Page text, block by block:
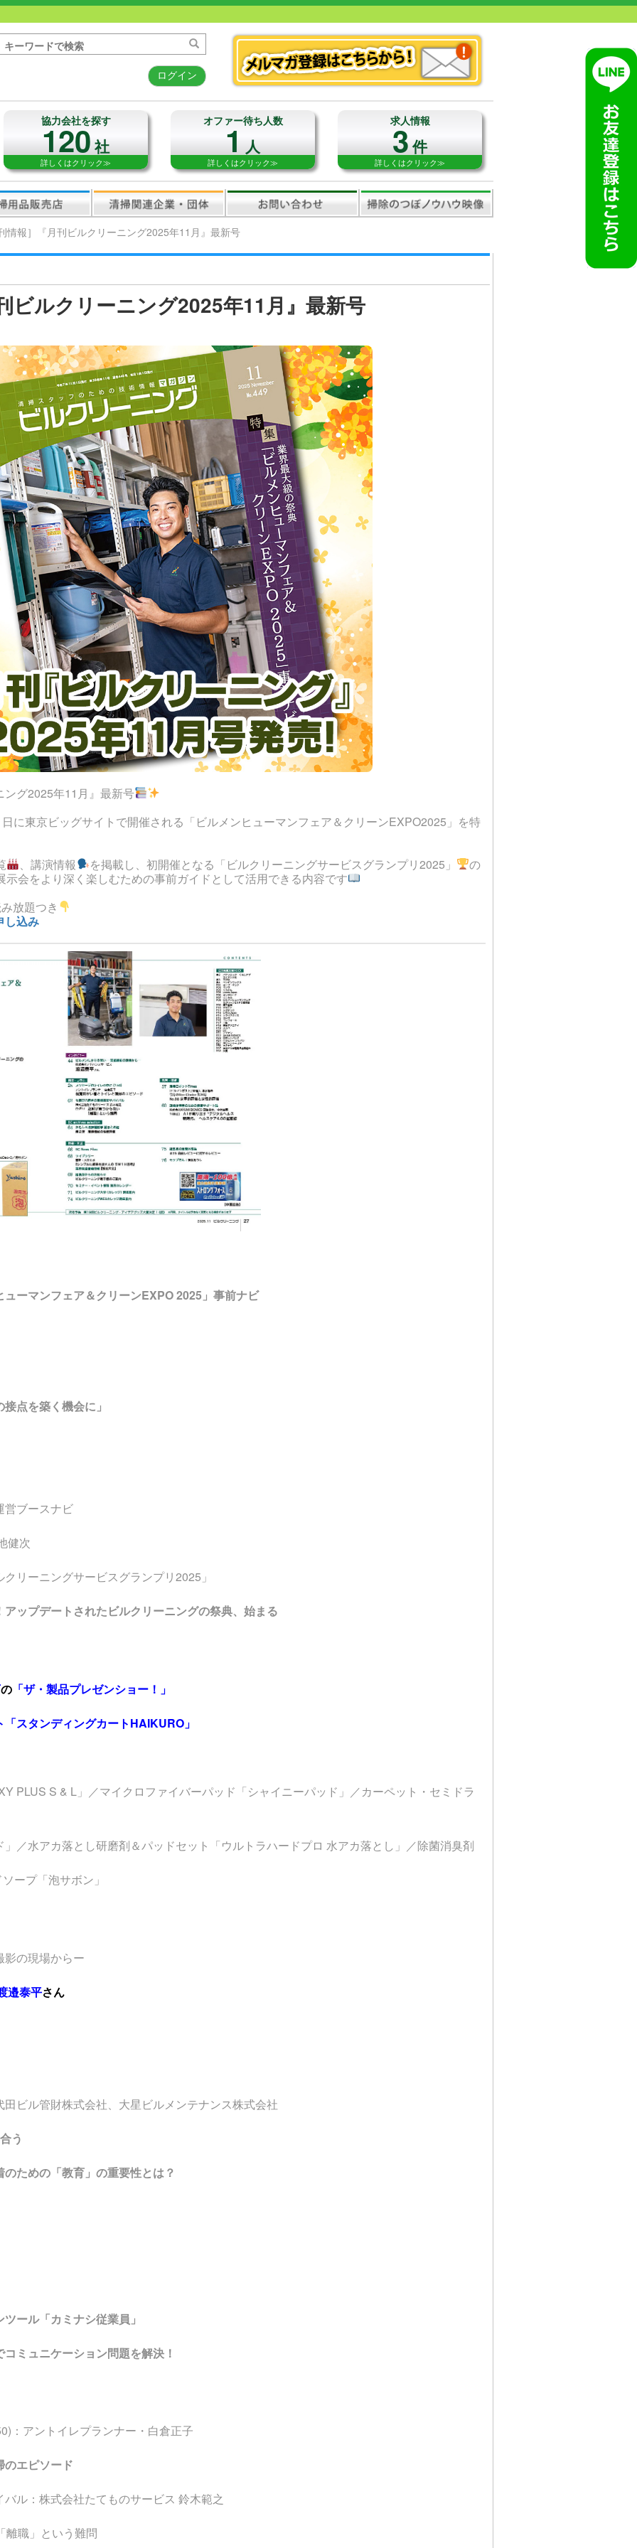
ログイン
協力会社を探す
120社
詳しくはクリック≫
オファー待ち人数
1人
詳しくはクリック≫
求人情報
3件
詳しくはクリック≫
情報］『月刊ビルクリーニング2025年11月』最新号
ビルクリーニング2025年11月』最新号
グ2025年11月』最新号
に東京ビッグサイトで開催される「ビルメンヒューマンフェア＆クリーンEXPO2025」を特
、講演情報 を掲載し、初開催となる「ビルクリーニングサービスグランプリ2025」
の
示会をより深く楽しむための事前ガイドとして活用できる内容です
放題つき
し込み
ーマンフェア＆クリーンEXPO 2025」事前ナビ
点を築く機会に」
営ブースナビ
健次
リーニングサービスグランプリ2025」
ップデートされたビルクリーニングの祭典、始まる
の 「ザ・製品プレゼンショー！」
スタンディングカートHAIKURO」
PLUS S & L」／マイクロファイバーパッド「シャイニーパッド」／カーペット・セミドラ
／水アカ落とし研磨剤＆パッドセット「ウルトラハードプロ 水アカ落とし」／除菌消臭剤
ープ「泡サボン」
の現場からー
邉泰平さん
ビル管財株式会社、大星ビルメンテナンス株式会社
う
ための「教育」の重要性とは？
ール「カミナシ従業員」
ミュニケーション問題を解決！
：アントイレプランナー・白倉正子
のエピソード
ル：株式会社たてものサービス 鈴木範之
職」という難問